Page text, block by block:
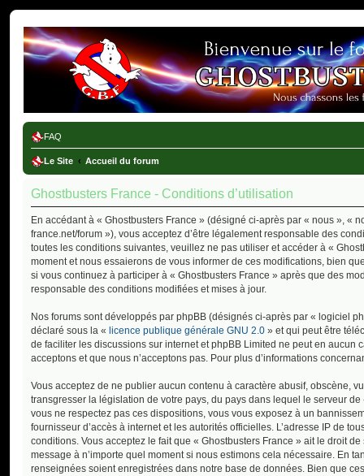
Ghostbusters France
FAQ
Le Site Accueil du forum
Ghostbusters France - Conditions d’utilisation
En accédant à « Ghostbusters France » (désigné ci-après par « nous », «
france.net/forum »), vous acceptez d’être légalement responsable des
toutes les conditions suivantes, veuillez ne pas utiliser et accéder à «
moment et nous essaierons de vous informer de ces modifications, bien
si vous continuez à participer à « Ghostbusters France » après que des
responsable des conditions modifiées et mises à jour.
Nos forums sont développés par phpBB (désignés ci-après par « logiciel
déclaré sous la « licence publique générale GNU 2.0 » et qui peut être
de faciliter les discussions sur internet et phpBB Limited ne peut en
acceptons et que nous n’acceptons pas. Pour plus d’informations
Vous acceptez de ne publier aucun contenu à caractère abusif, obscène,
transgresser la législation de votre pays, du pays dans lequel le serveur
vous ne respectez pas ces dispositions, vous vous exposez à un
fournisseur d’accès à internet et les autorités officielles. L’adresse IP de
conditions. Vous acceptez le fait que « Ghostbusters France » ait le droit
message à n’importe quel moment si nous estimons cela nécessaire. En
renseignées soient enregistrées dans notre base de données. Bien que